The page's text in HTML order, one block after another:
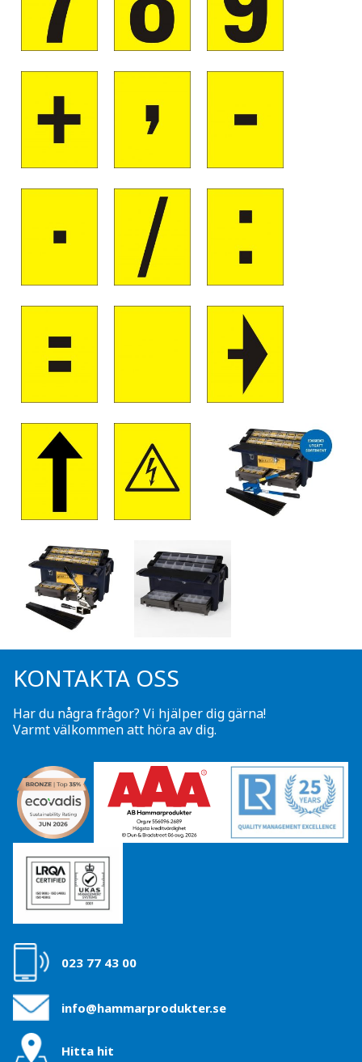
KONTAKTA OSS
Har du några frågor? Vi hjälper dig gärna!
Varmt välkommen att höra av dig.
023 77 43 00
info@hammarprodukter.se
Hitta hit